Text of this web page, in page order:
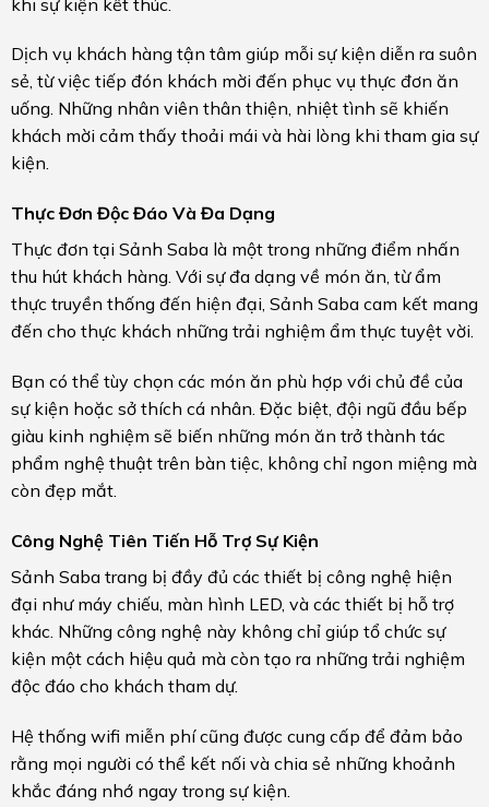
Dịch vụ khách hàng tận tâm giúp mỗi sự kiện diễn ra suôn
sẻ, từ việc tiếp đón khách mời đến phục vụ thực đơn ăn
uống. Những nhân viên thân thiện, nhiệt tình sẽ khiến
khách mời cảm thấy thoải mái và hài lòng khi tham gia sự
kiện.
Thực Đơn Độc Đáo Và Đa Dạng
Thực đơn tại Sảnh Saba là một trong những điểm nhấn
thu hút khách hàng. Với sự đa dạng về món ăn, từ ẩm
thực truyền thống đến hiện đại, Sảnh Saba cam kết mang
đến cho thực khách những trải nghiệm ẩm thực tuyệt vời.
Bạn có thể tùy chọn các món ăn phù hợp với chủ đề của
sự kiện hoặc sở thích cá nhân. Đặc biệt, đội ngũ đầu bếp
giàu kinh nghiệm sẽ biến những món ăn trở thành tác
phẩm nghệ thuật trên bàn tiệc, không chỉ ngon miệng mà
còn đẹp mắt.
Công Nghệ Tiên Tiến Hỗ Trợ Sự Kiện
Sảnh Saba trang bị đầy đủ các thiết bị công nghệ hiện
đại như máy chiếu, màn hình LED, và các thiết bị hỗ trợ
khác. Những công nghệ này không chỉ giúp tổ chức sự
kiện một cách hiệu quả mà còn tạo ra những trải nghiệm
độc đáo cho khách tham dự.
Hệ thống wifi miễn phí cũng được cung cấp để đảm bảo
rằng mọi người có thể kết nối và chia sẻ những khoảnh
khắc đáng nhớ ngay trong sự kiện.